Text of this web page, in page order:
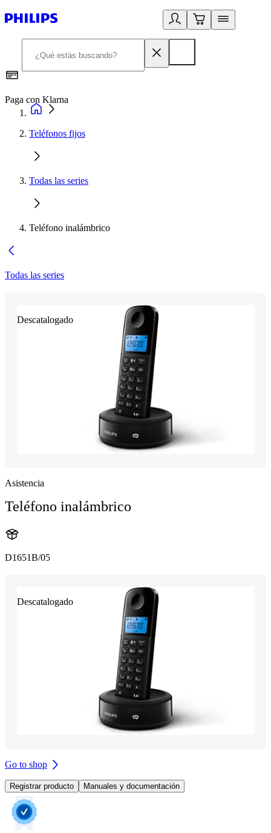
Paga con Klarna
Teléfonos fijos
Todas las series
Teléfono inalámbrico
Todas las series
Descatalogado
Asistencia
Teléfono inalámbrico
D1651B/05
Descatalogado
Go to shop
Registrar producto Manuales y documentación